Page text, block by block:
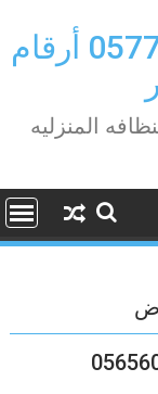
0583707749- 0577265649 أرقام
المنزليه